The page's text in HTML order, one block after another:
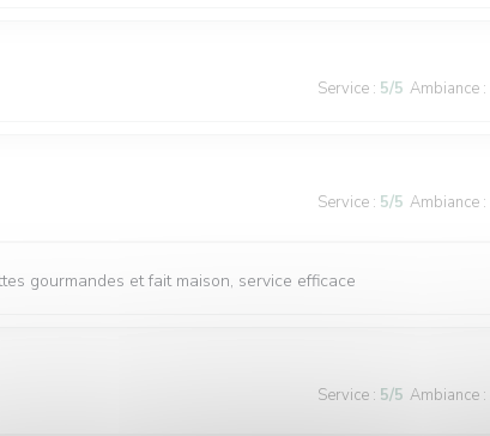
Service : 5/5 Ambiance :
Service : 5/5 Ambiance :
gourmandes et fait maison, service efficace
Service : 5/5 Ambiance :